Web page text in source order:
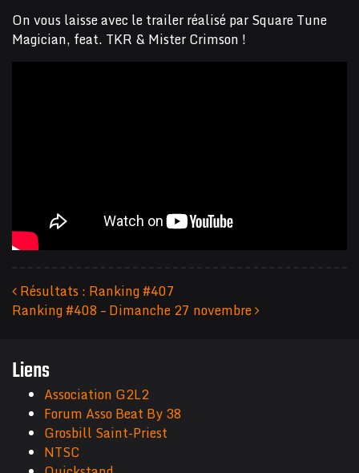
On vous laisse avec le trailer réalisé par Square Tune
Magician, feat. TKR & Mister Crimson !
Navigation des articles
Résultats : Ranking #407
Ranking #408 – Dimanche 27 novembre
Liens
Association G2L2
Forum Asso Beat By 38
Grosbill Saint-Priest
NTSC